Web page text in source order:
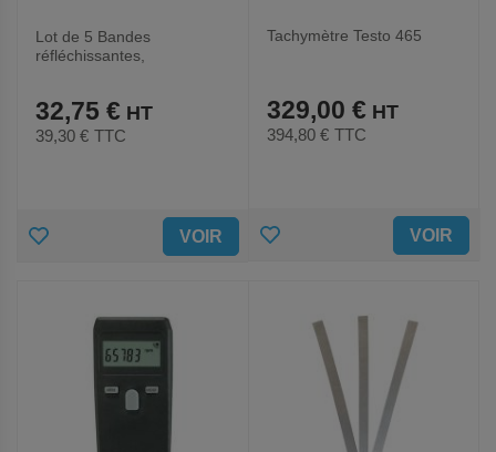
Lot de 5 Bandes
réfléchissantes,
32,75 €
39,30 € TTC
AJOUTER VOIR
Tachymètre Testo 465
329,00 €
394,80 € TTC
AJOUTER VOIR